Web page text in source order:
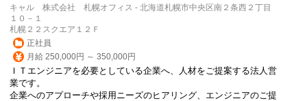
キャル 株式会社 札幌オフィス - 北海道札幌市中央区南２条西２丁目
１０－１
札幌２２スクエア１２Ｆ
正社員
月給 250,000円 ～ 350,000円
ＩＴエンジニアを必要としている企業へ、人材をご提案する法人営
業です。
企業へのアプローチや採用ニーズのヒアリング、エンジニアのご提